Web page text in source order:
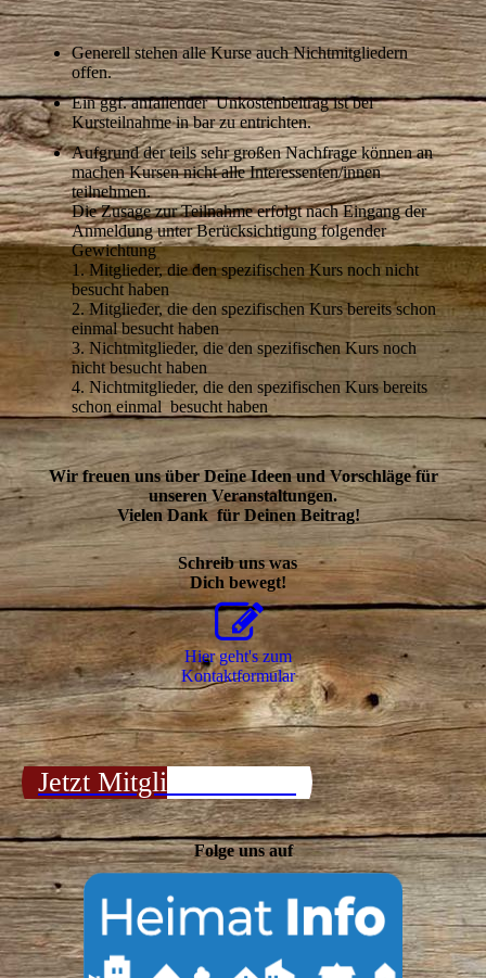
Generell stehen alle Kurse auch Nichtmitgliedern
offen.
Ein ggf. anfallender Unkostenbeitrag ist bei
Kursteilnahme in bar zu entrichten.
Aufgrund der teils sehr großen Nachfrage können an
machen Kursen nicht alle Interessenten/innen
teilnehmen.
Die Zusage zur Teilnahme erfolgt nach Eingang der
Anmeldung unter Berücksichtigung folgender
Gewichtung
1. Mitglieder, die den spezifischen Kurs noch nicht
besucht haben
2. Mitglieder, die den spezifischen Kurs bereits schon
einmal besucht haben
3. Nichtmitglieder, die den spezifischen Kurs noch
nicht besucht haben
4. Nichtmitglieder, die den spezifischen Kurs bereits
schon einmal besucht haben
Wir freuen uns über Deine Ideen und Vorschläge für
unseren Veranstaltungen.
Vielen Dank für Deinen Beitrag!
Schreib uns was
Dich bewegt!
Hier geht's zum
Kon­takt­for­mu­lar
Jetzt Mitglied werden!
Folge uns auf